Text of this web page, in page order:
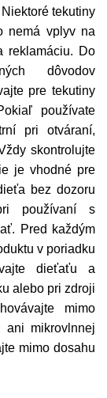
tekutiny
nemá vplyv na
reklamáciu. Do
dôvodov
pre tekutiny
používate
pri otváraní,
skontrolujte
je vhodné pre
bez dozoru
používaní s
Pred každým
v poriadku
dieťaťu a
alebo pri zdroji
mimo
ani mikrovlnnej
mimo dosahu